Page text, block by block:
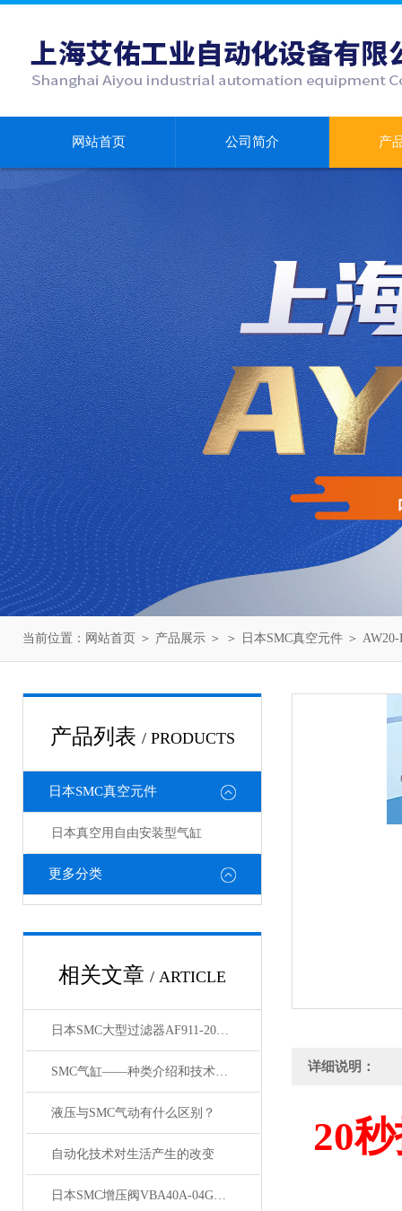
网站首页 公司简介 产
当前位置： 网站首页 ＞ 产品展示 ＞ ＞ 日本SMC真空元件 ＞
产品列表 / PRODUCTS
日本SMC真空元件
日本真空用自由安装型气缸
更多分类
相关文章 / ARTICLE
日本SMC大型过滤器AF911-20和AF60-10的区别
SMC气缸——种类介绍和技术资料
液压与SMC气动有什么区别？
自动化技术对生活产生的改变
日本SMC增压阀VBA40A-04GN和VBA42A-04GN 及VBA43A-04GN
详细说明：
20